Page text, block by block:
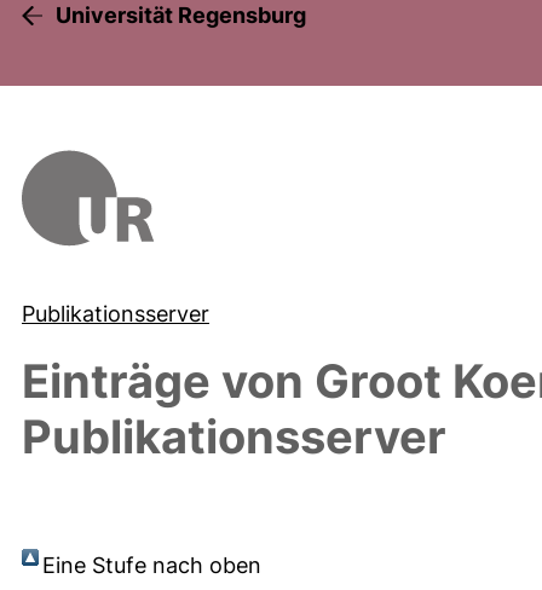
Universität Regensburg
Publikationsserver
Einträge von Groot
Publikationsserver
Eine Stufe nach oben